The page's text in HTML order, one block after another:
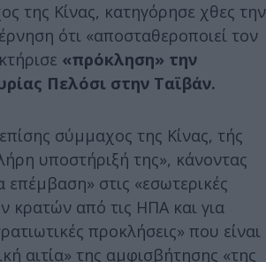
της Κίνας, κατηγόρησε χθες την
ότι «αποσταθεροποιεί τον
«πρόκληση» την
Πελόσι στην Ταϊβάν.
σύμμαχος της Κίνας, τής
υποστήριξή της», κάνοντας
στις «εσωτερικές
κρατών από τις ΗΠΑ και για
προκλήσεις» που είναι
αιτία» της αμφισβήτησης «της